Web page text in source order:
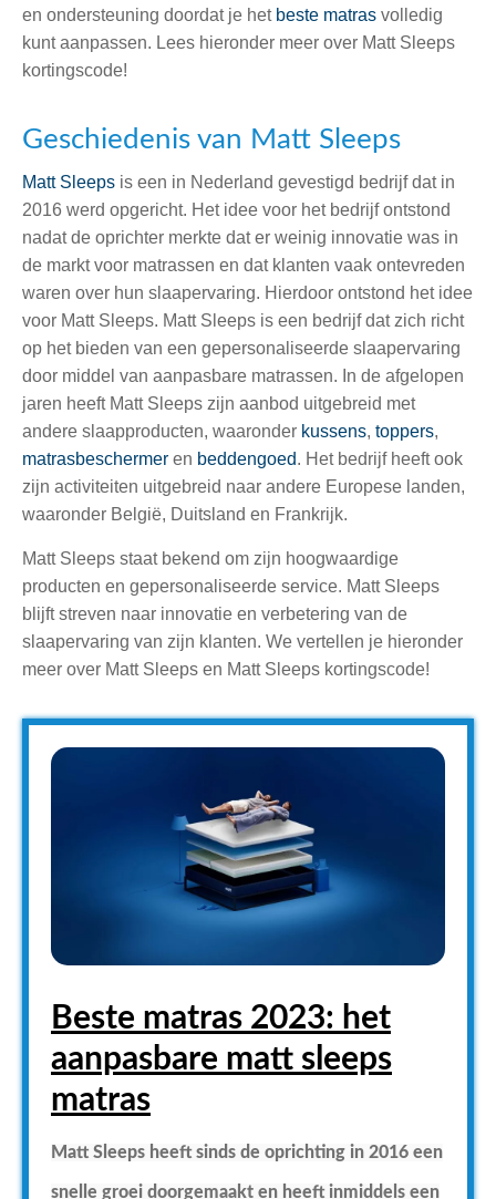
en ondersteuning doordat je het beste matras volledig
kunt aanpassen. Lees hieronder meer over Matt Sleeps
kortingscode!
Geschiedenis van Matt Sleeps
Matt Sleeps is een in Nederland gevestigd bedrijf dat in
2016 werd opgericht. Het idee voor het bedrijf ontstond
nadat de oprichter merkte dat er weinig innovatie was in
de markt voor matrassen en dat klanten vaak ontevreden
waren over hun slaapervaring. Hierdoor ontstond het idee
voor Matt Sleeps. Matt Sleeps is een bedrijf dat zich richt
op het bieden van een gepersonaliseerde slaapervaring
door middel van aanpasbare matrassen. In de afgelopen
jaren heeft Matt Sleeps zijn aanbod uitgebreid met
andere slaapproducten, waaronder kussens, toppers,
matrasbeschermer en beddengoed. Het bedrijf heeft ook
zijn activiteiten uitgebreid naar andere Europese landen,
waaronder België, Duitsland en Frankrijk.
Matt Sleeps staat bekend om zijn hoogwaardige
producten en gepersonaliseerde service. Matt Sleeps
blijft streven naar innovatie en verbetering van de
slaapervaring van zijn klanten. We vertellen je hieronder
meer over Matt Sleeps en Matt Sleeps kortingscode!
Beste matras 2023: het
aanpasbare matt sleeps
matras
Matt Sleeps heeft sinds de oprichting in 2016 een
snelle groei doorgemaakt en heeft inmiddels een